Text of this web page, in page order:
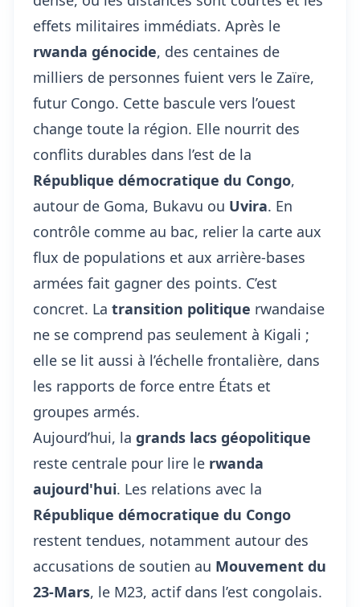
effets militaires immédiats. Après le
rwanda génocide, des centaines de
milliers de personnes fuient vers le Zaïre,
futur Congo. Cette bascule vers l’ouest
change toute la région. Elle nourrit des
conflits durables dans l’est de la
République démocratique du Congo,
autour de Goma, Bukavu ou Uvira. En
contrôle comme au bac, relier la carte aux
flux de populations et aux arrière-bases
armées fait gagner des points. C’est
concret. La transition politique rwandaise
ne se comprend pas seulement à Kigali ;
elle se lit aussi à l’échelle frontalière, dans
les rapports de force entre États et
groupes armés.
Aujourd’hui, la grands lacs géopolitique
reste centrale pour lire le rwanda
aujourd'hui. Les relations avec la
République démocratique du Congo
restent tendues, notamment autour des
accusations de soutien au Mouvement du
23-Mars, le M23, actif dans l’est congolais.